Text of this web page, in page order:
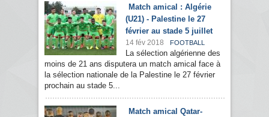
Match amical : Algérie
(U21) - Palestine le 27
février au stade 5 juillet
14 fév 2018 FOOTBALL
La sélection algérienne des
moins de 21 ans disputera un match amical face à
la sélection nationale de la Palestine le 27 février
prochain au stade 5...
Match amical Qatar-